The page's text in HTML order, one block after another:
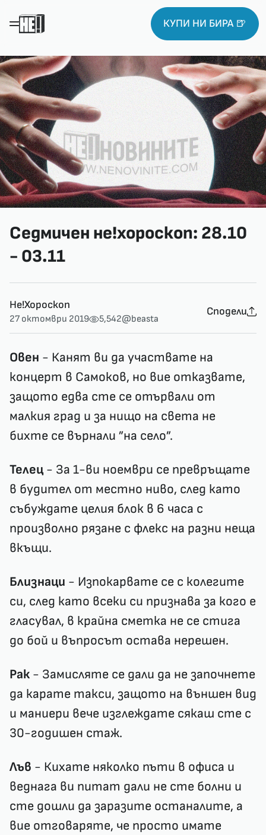
КУПИ НИ БИРА 🍺
Седмичен не!хороскоп: 28.10
- 03.11
Не!Хороскоп
27 октомври 2019 5,542@beasta
Сподели
Овен - Канят ви да участвате на
концерт в Самоков, но вие отказвате,
защото едва сте се отървали от
малкия град и за нищо на света не
бихте се върнали ”на село”.
Телец- За 1-ви ноември се превръщате
в будител от местно ниво, след като
събуждате целия блок в 6 часа с
произволно рязане с флекс на разни неща
вкъщи.
Близнаци - Изпокарвате се с колегите
си, след като всеки си признава за кого е
гласувал, в крайна сметка не се стига
до бой и въпросът остава нерешен.
Рак - Замисляте се дали да не започнете
да карате такси, защото на външен вид
и маниери вече изглеждате сякаш сте с
30-годишен стаж.
Лъв - Кихате няколко пъти в офиса и
веднага ви питат дали не сте болни и
сте дошли да заразите останалите, а
вие отговаряте, че просто имате